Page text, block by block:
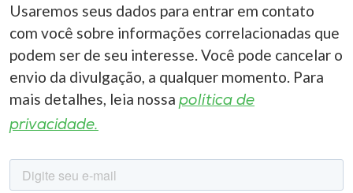
Usaremos seus dados para entrar em contato
com você sobre informações correlacionadas que
podem ser de seu interesse. Você pode cancelar o
envio da divulgação, a qualquer momento. Para
mais detalhes, leia nossa política de
privacidade.